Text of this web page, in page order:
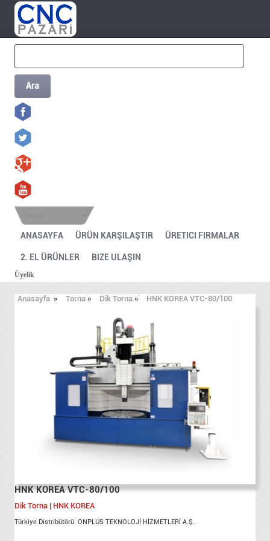
Ara
ANASAYFA ÜRÜN KARŞILAŞTIR ÜRETICI FIRMALAR
2. EL ÜRÜNLER BIZE ULAŞIN
Üyelik
Anasayfa » Torna » Dik Torna » HNK KOREA VTC-80/100
HNK KOREA VTC-80/100
Dik Torna | HNK KOREA
Türkiye Distribütörü: ONPLUS TEKNOLOJİ HİZMETLERİ A.Ş.